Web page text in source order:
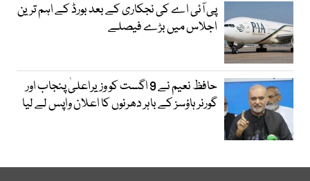
پی آئی اے کی نجکاری کے بعد بورڈ کے اہم ترین
اجلاس میں بڑے فیصلے
حافظ نعیم نے 9 اگست کو وزیراعلیٰ پنجاب اور
گورنر ہاؤسز کے باہر دھرنوں کا اعلان واپس لے لیا